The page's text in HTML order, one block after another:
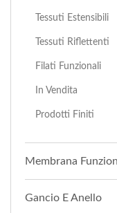
Tessuti Estensibili
Tessuti Riflettenti
Filati Funzionali
In Vendita
Prodotti Finiti
Membrana
Gancio E Anello